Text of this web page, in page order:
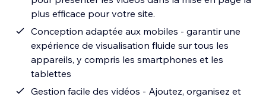
plus efficace pour votre site.
Conception adaptée aux mobiles - garantir une
expérience de visualisation fluide sur tous les
appareils, y compris les smartphones et les
tablettes
Gestion facile des vidéos - Ajoutez, organisez et